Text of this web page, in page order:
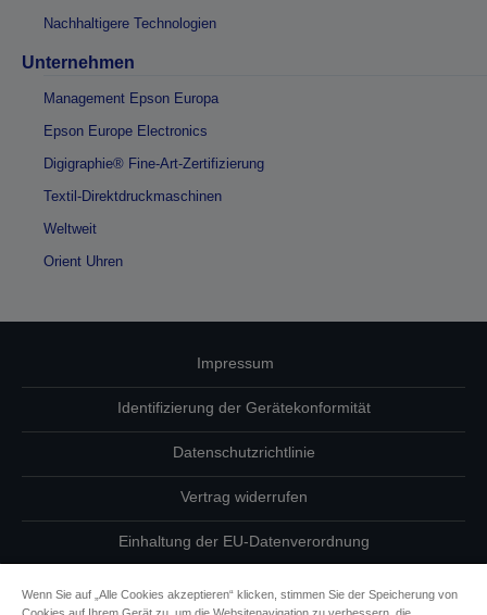
Nachhaltigere Technologien
Unternehmen
Management Epson Europa
Epson Europe Electronics
Digigraphie® Fine-Art-Zertifizierung
Textil-Direktdruckmaschinen
Weltweit
Orient Uhren
Impressum
Identifizierung der Gerätekonformität
Datenschutzrichtlinie
Vertrag widerrufen
Einhaltung der EU-Datenverordnung
Wenn Sie auf „Alle Cookies akzeptieren“ klicken, stimmen Sie der Speicherung von